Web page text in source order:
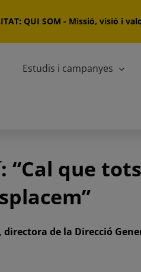
QUI SOM - Missió, visió i
Estudis i campanyes
“Cal que
de la Direcció